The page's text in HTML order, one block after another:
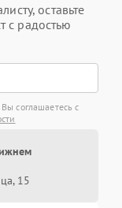
оставьте
с радостью
соглашаетесь с
15